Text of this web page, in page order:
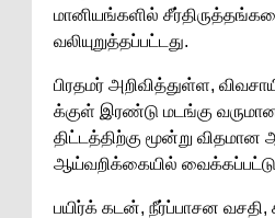
மானியங்களில்
வலியுறுத்தப்பட்டது.
பிரதமர் அறிவித்துள்ள,
க்குள் இரண்டு மடங்கு
திட்டத்திற்கு மூன்று
ஆய்வறிக்கையில்
பயிர்க் கடன், நீர்ப்பாசன